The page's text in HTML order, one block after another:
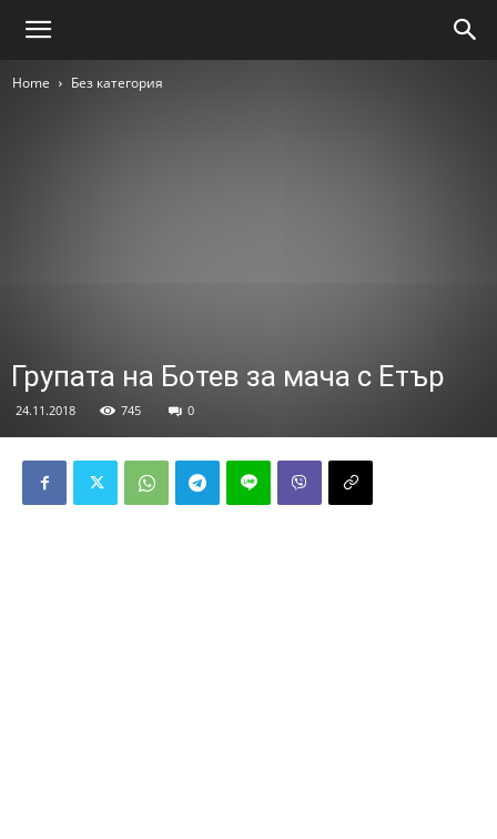
Home Без категория
Групата на Ботев за мача с Етър
24.11.2018 745 0